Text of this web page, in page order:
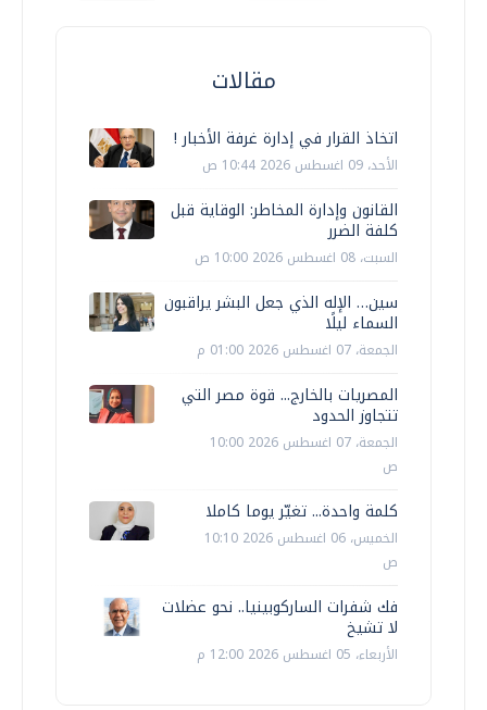
مقالات
اتخاذ القرار في إدارة غرفة الأخبار !
الأحد، 09 اغسطس 2026 10:44 ص
القانون وإدارة المخاطر: الوقاية قبل
كلفة الضرر
السبت، 08 اغسطس 2026 10:00 ص
سين… الإله الذي جعل البشر يراقبون
السماء ليلًا
الجمعة، 07 اغسطس 2026 01:00 م
المصريات بالخارج... قوة مصر التي
تتجاوز الحدود
الجمعة، 07 اغسطس 2026 10:00
ص
كلمة واحدة... تغيّر يوما كاملا
الخميس، 06 اغسطس 2026 10:10
ص
فك شفرات الساركوبينيا.. نحو عضلات
لا تشيخ
الأربعاء، 05 اغسطس 2026 12:00 م